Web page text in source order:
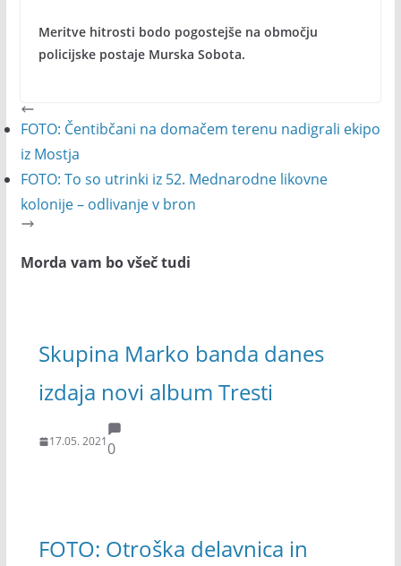
Meritve hitrosti bodo pogostejše na območju
policijske postaje Murska Sobota.
FOTO: Čentibčani na domačem terenu nadigrali ekipo
iz Mostja
FOTO: To so utrinki iz 52. Mednarodne likovne
kolonije – odlivanje v bron
Morda vam bo všeč tudi
Skupina Marko banda danes
izdaja novi album Tresti
17.05. 20210
FOTO: Otroška delavnica in